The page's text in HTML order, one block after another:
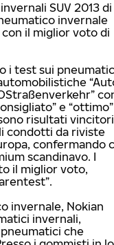
SUV 2013 di
invernale
con il miglior voto di
i test sui
e
risultati
condotti da riviste
confermando
scandinavo. I
il miglior voto,
invernale, Nokian
invernali,
che